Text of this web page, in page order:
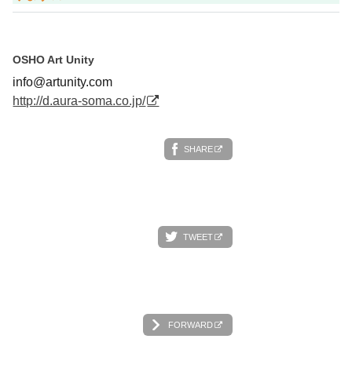
OSHO Art Unity
info@artunity.com
http://d.aura-soma.co.jp/
SHARE
TWEET
FORWARD